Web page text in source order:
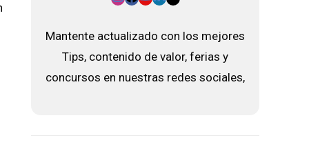
Mantente actualizado con los mejores
Tips, contenido de valor, ferias y
concursos en nuestras redes sociales,